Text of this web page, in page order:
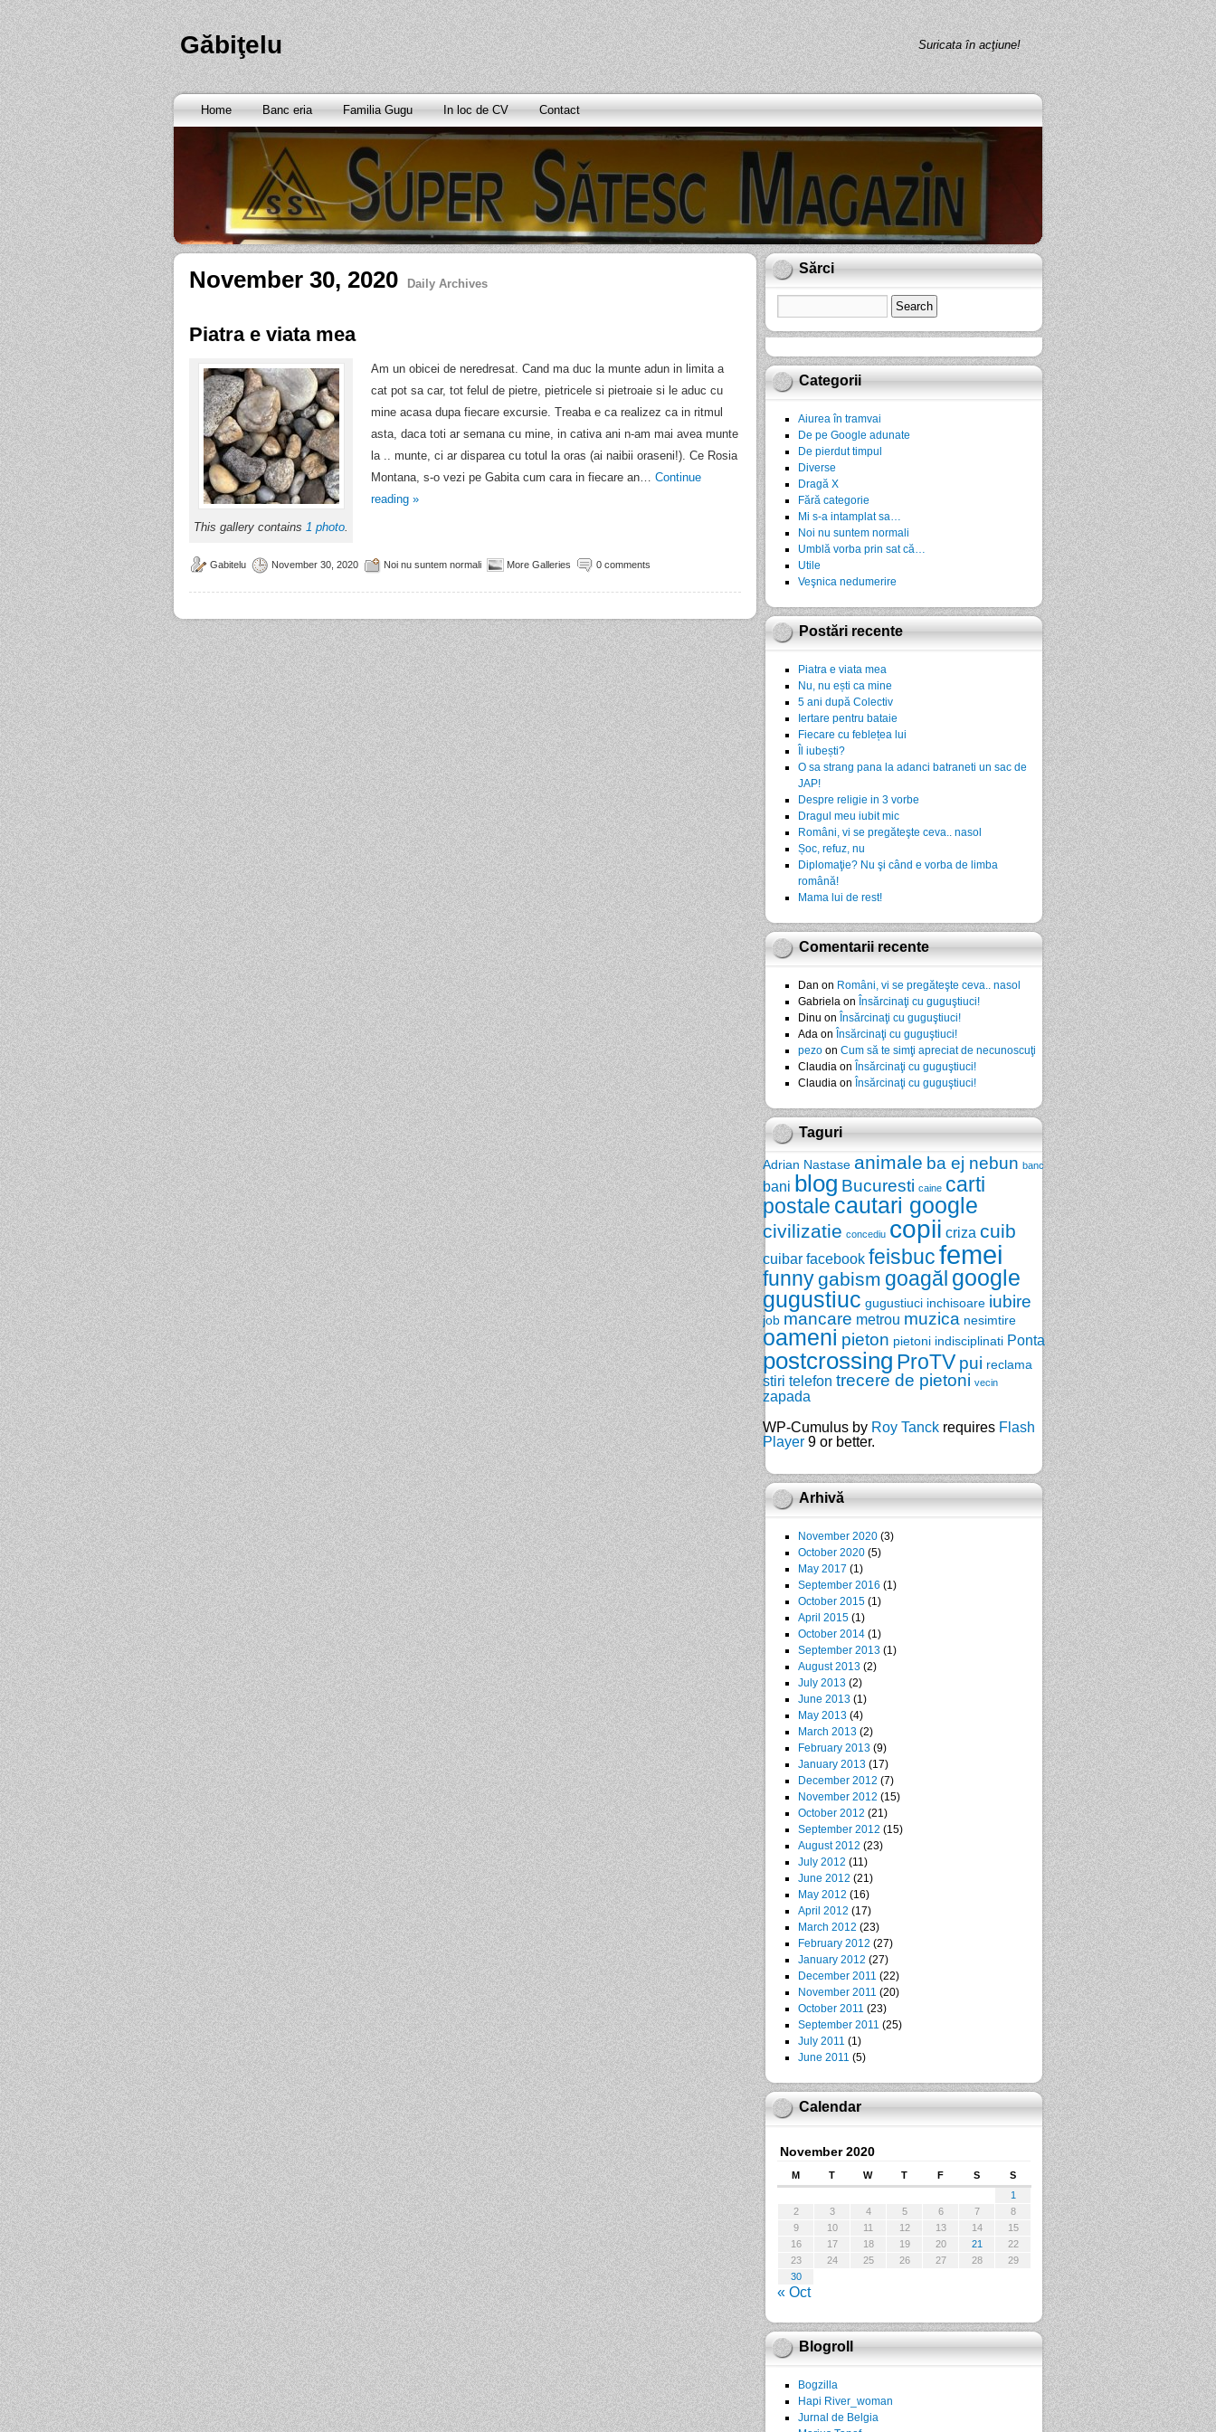
Găbiţelu Suricata în acţiune!
Home Banc eria Familia Gugu In loc de CV Contact
November 30, 2020 Daily Archives
Piatra e viata mea
This gallery contains 1 photo.
Am un obicei de neredresat. Cand ma duc la munte adun in limita a
cat pot sa car, tot felul de pietre, pietricele si pietroaie si le aduc cu
mine acasa dupa fiecare excursie. Treaba e ca realizez ca in ritmul
asta, daca toti ar semana cu mine, in cativa ani n-am mai avea munte
la .. munte, ci ar disparea cu totul la oras (ai naibii oraseni!). Ce Rosia
Montana, s-o vezi pe Gabita cum cara in fiecare an… Continue
reading »
Gabitelu November 30, 2020 Noi nu suntem normali More Galleries 0 comments
Sărci
Categorii
Aiurea în tramvai
De pe Google adunate
De pierdut timpul
Diverse
Dragă X
Fără categorie
Mi s-a intamplat sa…
Noi nu suntem normali
Umblă vorba prin sat că…
Utile
Veşnica nedumerire
Postări recente
Piatra e viata mea
Nu, nu ești ca mine
5 ani după Colectiv
Iertare pentru bataie
Fiecare cu feblețea lui
Îl iubești?
O sa strang pana la adanci batraneti un sac de
JAP!
Despre religie in 3 vorbe
Dragul meu iubit mic
Români, vi se pregăteşte ceva.. nasol
Șoc, refuz, nu
Diplomaţie? Nu şi când e vorba de limba
română!
Mama lui de rest!
Comentarii recente
Dan on Români, vi se pregăteşte ceva.. nasol
Gabrielaon Însărcinaţi cu guguştiuci!
Dinu on Însărcinaţi cu guguştiuci!
Adaon Însărcinaţi cu guguştiuci!
pezoon Cum să te simţi apreciat de necunoscuţi
Claudiaon Însărcinaţi cu guguştiuci!
Claudiaon Însărcinaţi cu guguştiuci!
Taguri
Adrian Nastase animale ba ej nebun banc
bani blog Bucuresti caine carti
postale cautari google
civilizatie concediu copii criza cuib
cuibar facebook feisbucfemei
funnygabism goagăl google
gugustiuc gugustiuci inchisoare iubire
job mancare metrou muzica nesimtire
oameni pieton pietoni indisciplinati Ponta
postcrossing ProTV pui reclama
stiri telefon trecere de pietoni vecin
zapada
WP-Cumulus by Roy Tanck requires Flash
Player 9 or better.
Arhivă
November 2020(3)
October 2020(5)
May 2017 (1)
September 2016 (1)
October 2015(1)
April 2015(1)
October 2014(1)
September 2013(1)
August 2013(2)
July 2013(2)
June 2013(1)
May 2013(4)
March 2013(2)
February 2013(9)
January 2013(17)
December 2012 (7)
November 2012 (15)
October 2012 (21)
September 2012 (15)
August 2012 (23)
July 2012 (11)
June 2012 (21)
May 2012 (16)
April 2012 (17)
March 2012 (23)
February 2012 (27)
January 2012 (27)
December 2011 (22)
November 2011 (20)
October 2011 (23)
September 2011 (25)
July 2011 (1)
June 2011 (5)
Calendar
November 2020
M T W T F S
S
1
2
3 4 5 6 7
8
9
10 11 12 13 14
15
16
17 18 19 20 21
22
23
24 25 26 27 28
29
30
« Oct
Blogroll
Bogzilla
Hapi River_woman
Jurnal de Belgia